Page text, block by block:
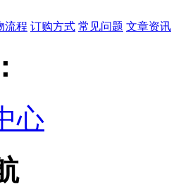
流程 订购方式 常见问题 文章资讯
心